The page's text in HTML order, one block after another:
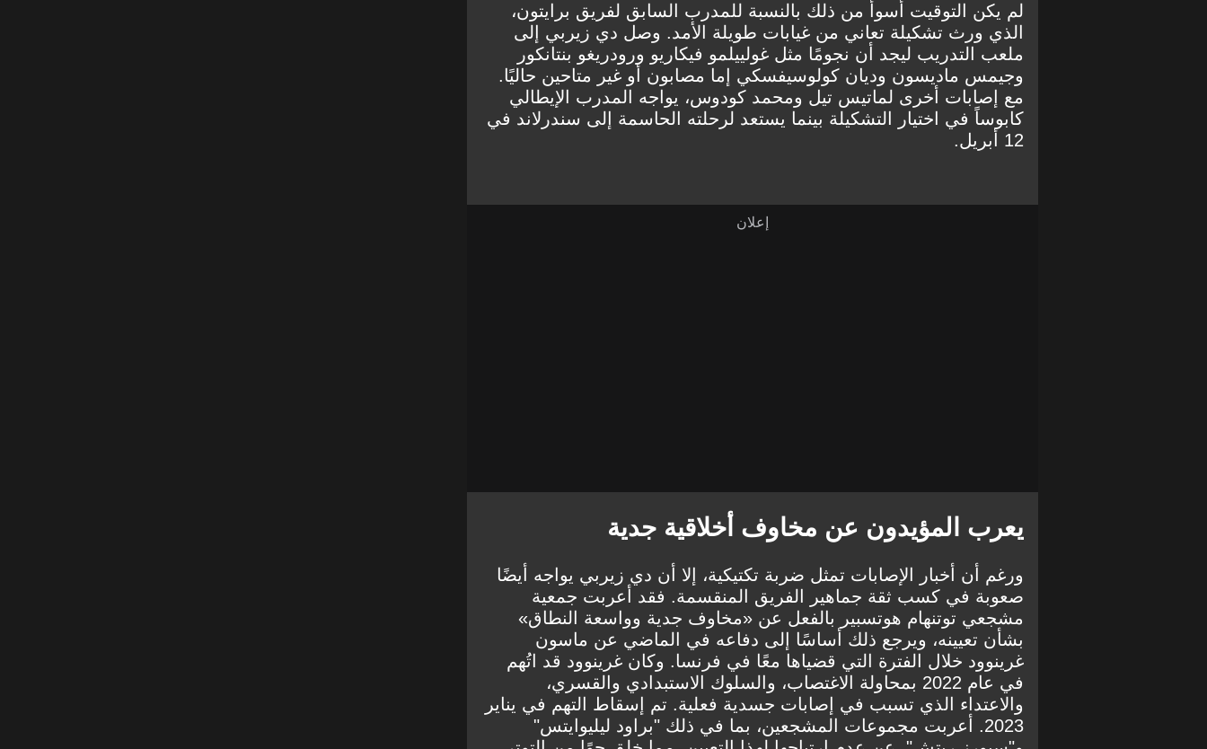
لم يكن التوقيت أسوأ من ذلك بالنسبة للمدرب السابق لفريق برايتون،
الذي ورث تشكيلة تعاني من غيابات طويلة الأمد. وصل دي زيربي إلى
ملعب التدريب ليجد أن نجومًا مثل غولييلمو فيكاريو ورودريغو بنتانكور
وجيمس ماديسون وديان كولوسيفسكي إما مصابون أو غير متاحين حاليًا.
مع إصابات أخرى لماتيس تيل ومحمد كودوس، يواجه المدرب الإيطالي
كابوساً في اختيار التشكيلة بينما يستعد لرحلته الحاسمة إلى سندرلاند في
12 أبريل.
يعرب المؤيدون عن مخاوف أخلاقية جدية
ورغم أن أخبار الإصابات تمثل ضربة تكتيكية، إلا أن دي زيربي يواجه أيضًا
صعوبة في كسب ثقة جماهير الفريق المنقسمة. فقد أعربت جمعية
مشجعي توتنهام هوتسبير بالفعل عن «مخاوف جدية وواسعة النطاق»
بشأن تعيينه، ويرجع ذلك أساسًا إلى دفاعه في الماضي عن ماسون
غرينوود خلال الفترة التي قضياها معًا في فرنسا. وكان غرينوود قد اتُهم
في عام 2022 بمحاولة الاغتصاب، والسلوك الاستبدادي والقسري،
والاعتداء الذي تسبب في إصابات جسدية فعلية. تم إسقاط التهم في يناير
2023. أعربت مجموعات المشجعين، بما في ذلك "براود ليليوايتس"